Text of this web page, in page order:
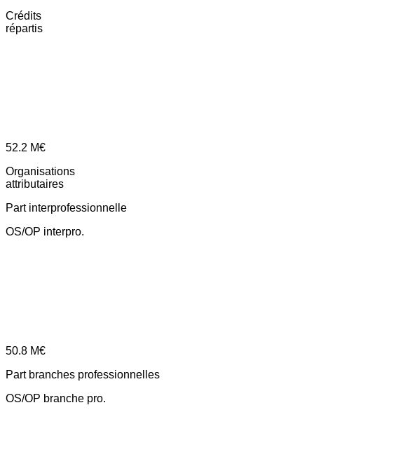
Crédits
répartis
52.2 M€
Organisations
attributaires
Part interprofessionnelle
OS/OP interpro.
50.8 M€
Part branches professionnelles
OS/OP branche pro.